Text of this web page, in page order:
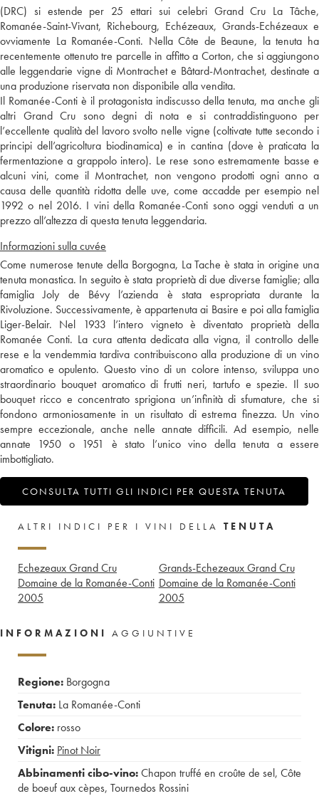
(DRC) si estende per 25 ettari sui celebri Grand Cru La Tâche,
Romanée-Saint-Vivant, Richebourg, Echézeaux, Grands-Echézeaux e
ovviamente La Romanée-Conti. Nella Côte de Beaune, la tenuta ha
recentemente ottenuto tre parcelle in affitto a Corton, che si aggiungono
alle leggendarie vigne di Montrachet e Bâtard-Montrachet, destinate a
una produzione riservata non disponibile alla vendita.
Il Romanée-Conti è il protagonista indiscusso della tenuta, ma anche gli
altri Grand Cru sono degni di nota e si contraddistinguono per
l’eccellente qualità del lavoro svolto nelle vigne (coltivate tutte secondo i
principi dell’agricoltura biodinamica) e in cantina (dove è praticata la
fermentazione a grappolo intero). Le rese sono estremamente basse e
alcuni vini, come il Montrachet, non vengono prodotti ogni anno a
causa delle quantità ridotta delle uve, come accadde per esempio nel
1992 o nel 2016. I vini della Romanée-Conti sono oggi venduti a un
prezzo all’altezza di questa tenuta leggendaria.
Informazioni sulla cuvée
Come numerose tenute della Borgogna, La Tache è stata in origine una
tenuta monastica. In seguito è stata proprietà di due diverse famiglie; alla
famiglia Joly de Bévy l’azienda è stata espropriata durante la
Rivoluzione. Successivamente, è appartenuta ai Basire e poi alla famiglia
Liger-Belair. Nel 1933 l’intero vigneto è diventato proprietà della
Romanée Conti. La cura attenta dedicata alla vigna, il controllo delle
rese e la vendemmia tardiva contribuiscono alla produzione di un vino
aromatico e opulento. Questo vino di un colore intenso, sviluppa uno
straordinario bouquet aromatico di frutti neri, tartufo e spezie. Il suo
bouquet ricco e concentrato sprigiona un’infinità di sfumature, che si
fondono armoniosamente in un risultato di estrema finezza. Un vino
sempre eccezionale, anche nelle annate difficili. Ad esempio, nelle
annate 1950 o 1951 è stato l’unico vino della tenuta a essere
imbottigliato.
CONSULTA TUTTI GLI INDICI PER QUESTA TENUTA
ALTRI INDICI PER I VINI DELLA TENUTA
Echezeaux Grand Cru
Domaine de la Romanée-Conti
2005
Grands-Echezeaux Grand Cru
Domaine de la Romanée-Conti
2005
INFORMAZIONI AGGIUNTIVE
Regione: Borgogna
Tenuta: La Romanée-Conti
Colore: rosso
Vitigni: Pinot Noir
Abbinamenti cibo-vino:Chapon truffé en croûte de sel, Côte
de boeuf aux cèpes, Tournedos Rossini